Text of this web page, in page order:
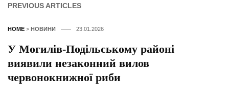
PREVIOUS ARTICLES
HOME > НОВИНИ 23.01.2026
У Могилів-Подільському районі
виявили незаконний вилов
червонокнижної риби